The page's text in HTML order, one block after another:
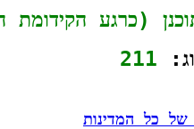
היא 249)